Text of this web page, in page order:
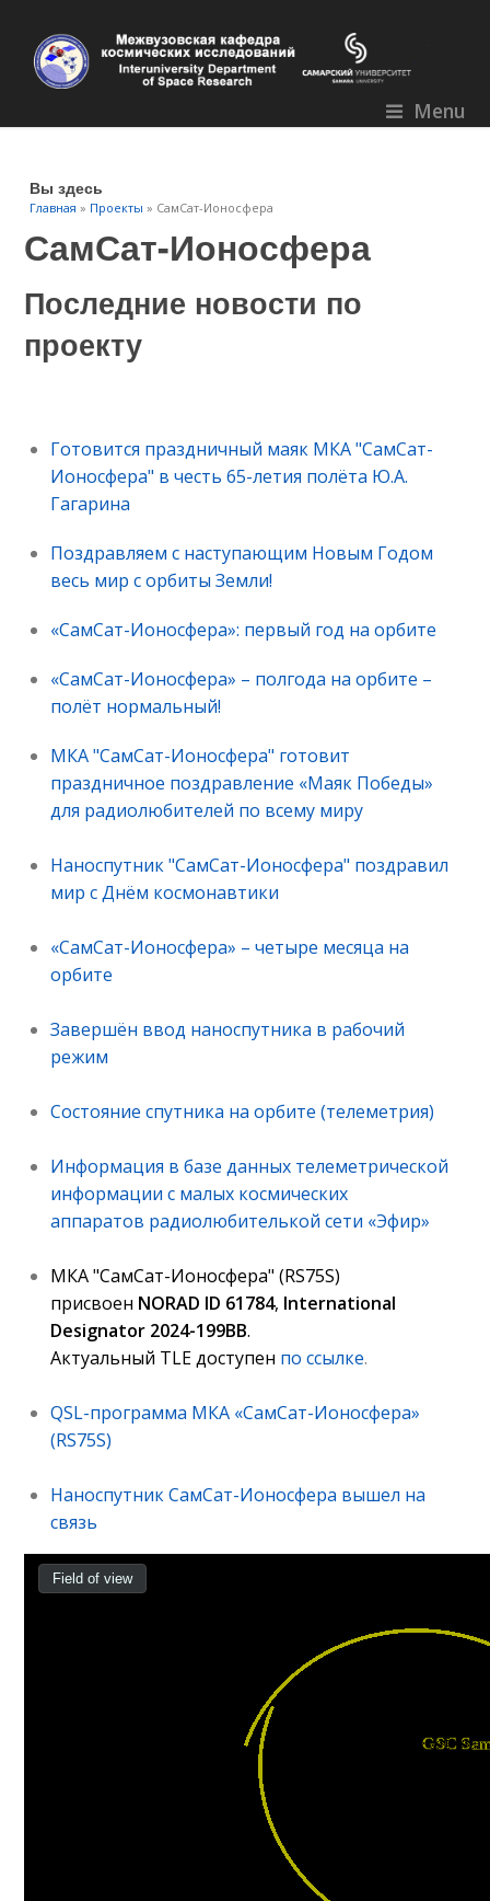
Menu
Вы здесь
Главная » Проекты » СамСат-Ионосфера
СамСат-Ионосфера
Последние новости по
проекту
Готовится праздничный маяк МКА "СамСат-
Ионосфера" в честь 65-летия полёта Ю.А.
Гагарина
Поздравляем с наступающим Новым Годом
весь мир с орбиты Земли!
«СамСат-Ионосфера»: первый год на орбите
«СамСат-Ионосфера» – полгода на орбите –
полёт нормальный!
МКА "СамСат-Ионосфера" готовит
праздничное поздравление «Маяк Победы»
для радиолюбителей по всему миру
Наноспутник "СамСат-Ионосфера" поздравил
мир с Днём космонавтики
«СамСат-Ионосфера» – четыре месяца на
орбите
Завершён ввод наноспутника в рабочий
режим
Состояние спутника на орбите (телеметрия)
Информация в базе данных телеметрической
информации с малых космических
аппаратов радиолюбителькой сети «Эфир»
МКА "СамСат-Ионосфера" (RS75S)
приcвоен NORAD ID 61784, International
Designator 2024-199BB.
Актуальный TLE доступен по ссылке.
QSL-программа МКА «СамСат-Ионосфера»
(RS75S)
Наноспутник СамСат-Ионосфера вышел на
связь